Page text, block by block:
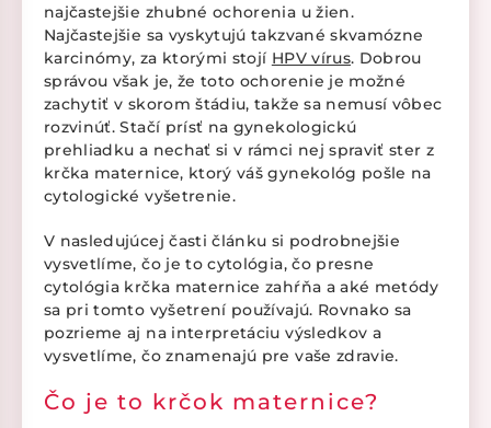
najčastejšie zhubné ochorenia u žien.
Najčastejšie sa vyskytujú takzvané skvamózne
karcinómy, za ktorými stojí HPV vírus. Dobrou
správou však je, že toto ochorenie je možné
zachytiť v skorom štádiu, takže sa nemusí vôbec
rozvinúť. Stačí prísť na gynekologickú
prehliadku a nechať si v rámci nej spraviť ster z
krčka maternice, ktorý váš gynekológ pošle na
cytologické vyšetrenie.
V nasledujúcej časti článku si podrobnejšie
vysvetlíme, čo je to cytológia, čo presne
cytológia krčka maternice zahŕňa a aké metódy
sa pri tomto vyšetrení používajú. Rovnako sa
pozrieme aj na interpretáciu výsledkov a
vysvetlíme, čo znamenajú pre vaše zdravie.
Čo je to krčok maternice?